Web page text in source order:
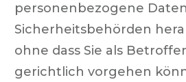
personenbezogene
Sicherheitsbehörden
ohne dass Sie als
gerichtlich vorgehen